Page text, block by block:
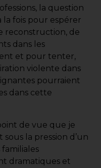
la question
la fois pour espérer
reconstruction, de
dans les
et pour tenter,
violente dans
pourraient
dans cette
de vue que je
sous la pression d’un
dramatiques et